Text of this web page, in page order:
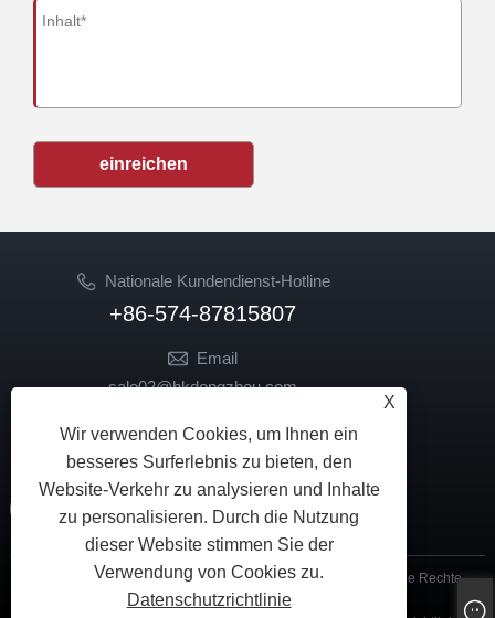
einreichen
Nationale Kundendienst-Hotline
+86-574-87815807
Email
sale02@hkdongzhou.com
FOLGEN SIE UNS
Copyright © 2024 Ningbo Dongzhou Transmission Co., Ltd. Alle Rechte
vorbehalten.
X
Wir verwenden Cookies, um Ihnen ein
besseres Surferlebnis zu bieten, den
Website-Verkehr zu analysieren und Inhalte
zu personalisieren. Durch die Nutzung
dieser Website stimmen Sie der
Verwendung von Cookies zu.
Datenschutzrichtlinie